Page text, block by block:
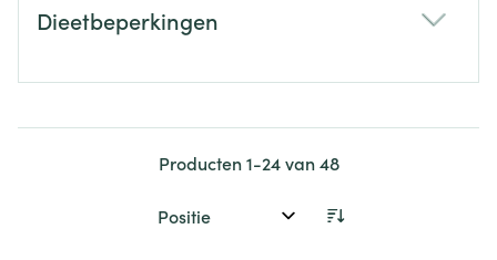
Dieetbeperkingen
Producten1-24van48
Sorteer op: